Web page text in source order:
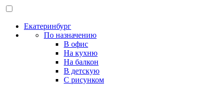
Екатеринбург
По назначению
В офис
На кухню
На балкон
В детскую
С рисунком